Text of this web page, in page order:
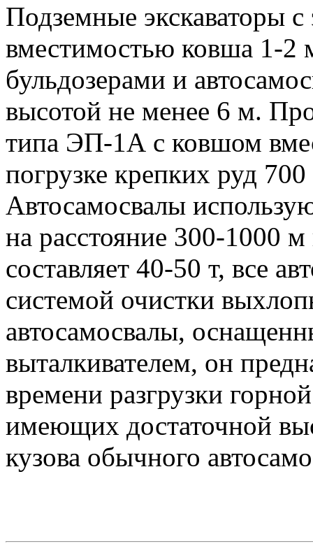
Подземные экскаваторы
вместимостью ковша 1-2
бульдозерами и
высотой не менее 6 м.
типа ЭП-1А с ковшом
погрузке крепких руд
Автосамосвалы
на расстояние 300-1000
составляет 40-50 т, все
системой очистки
автосамосвалы,
выталкивателем, он
времени разгрузки
имеющих достаточной
кузова обычного